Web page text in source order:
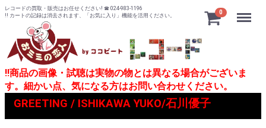
レコードの買取・販売はお任せください! ☎ 024-983-1196
!! カートの記録は消去されます、「お気に入り」機能を活用ください。
0 Menu
!!商品の画像・試聴は実物の物とは異なる場合がございま
す。細かい点、気になる方はお問い合わせください。
GREETING / ISHIKAWA YUKO/石川優子